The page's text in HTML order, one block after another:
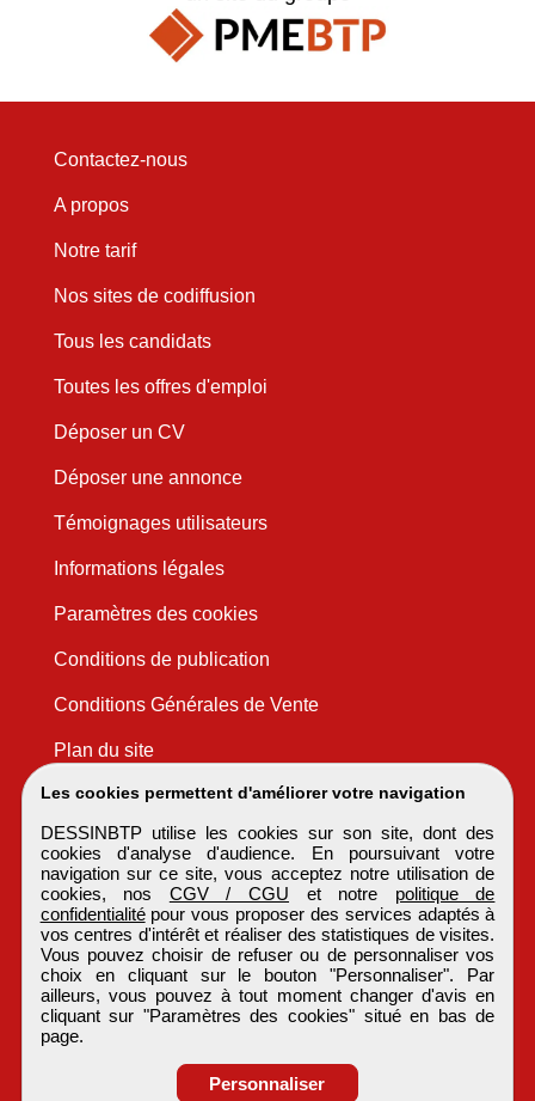
Les cookies permettent d'améliorer votre navigation
DESSINBTP utilise les cookies sur son site, dont des
cookies d'analyse d'audience. En poursuivant votre
navigation sur ce site, vous acceptez notre utilisation de
cookies, nos CGV / CGU et notre politique de
confidentialitépour vous proposer des services adaptés à
vos centres d'intérêt et réaliser des statistiques de visites.
Vous pouvez choisir de refuser ou de personnaliser vos
choix en cliquant sur le bouton "Personnaliser". Par
ailleurs, vous pouvez à tout moment changer d'avis en
cliquant sur "Paramètres des cookies" situé en bas de
page.
Personnaliser
Contactez-nous
A propos
Notre tarif
Nos sites de codiffusion
Tous les candidats
Toutes les offres d'emploi
Déposer un CV
Déposer une annonce
Témoignages utilisateurs
Informations légales
Paramètres des cookies
Conditions de publication
Conditions Générales de Vente
Plan du site